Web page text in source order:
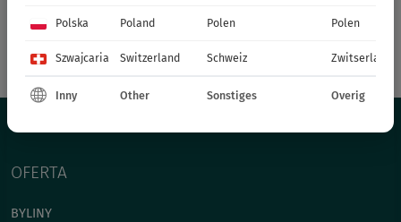
OFERTA
BYLINY
Polska Poland Polen Polen
Szwajcaria Switzerland Schweiz Zwitserland
Inny Other Sonstiges Overig